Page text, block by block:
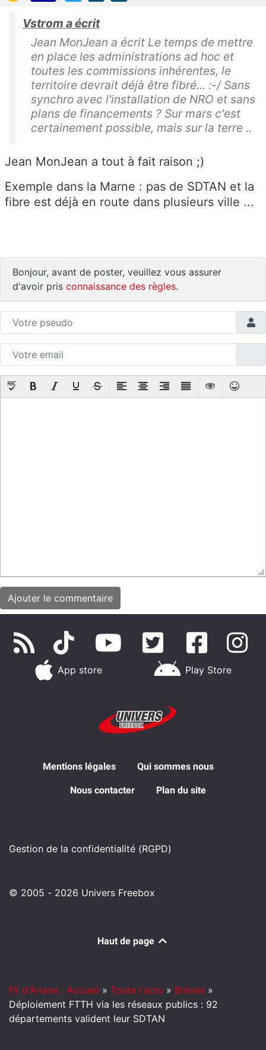
Vstrom a écrit
Jean MonJean a écrit Le temps de mettre
en place les administrations ad hoc et
toutes les commissions inhérentes, le
territoire devrait déjà être fibré... :-/ Sans
synchro avec l'installation de NRO et sans
plans de financements ? Sur mars c'est
certainement possible, mais sur la terre ..
Jean MonJean a tout à fait raison ;)
Exemple dans la Marne : pas de SDTAN et la
fibre est déjà en route dans plusieurs ville ...
Bonjour, avant de poster, veuillez vous assurer
d'avoir pris connaissance des règles.
App store Play Store
Mentions légales Qui sommes nous
Nous contacter Plan du site
Gestion de la confidentialité (RGPD)
© 2005 - 2026 Univers Freebox
Haut de page
Fil d'Ariane : Accueil » Toute l'actu » Brèves »
Déploiement FTTH via les réseaux publics : 92
départements valident leur SDTAN